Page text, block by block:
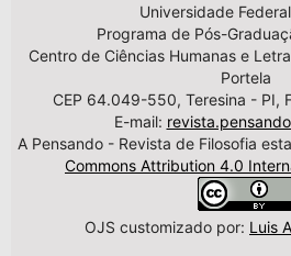
Universidade
Programa de Pós-
Centro de Ciências Humanas e
Portela
CEP 64.049-550, Teresina - PI,
E-mail:
A Pensando - Revista de Filosofia
Commons Attribution 4.0
OJS customizado por: Luis